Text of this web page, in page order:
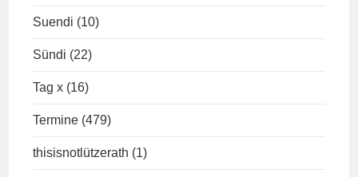
Suendi (10)
Sündi (22)
Tag x (16)
Termine (479)
thisisnotlützerath (1)